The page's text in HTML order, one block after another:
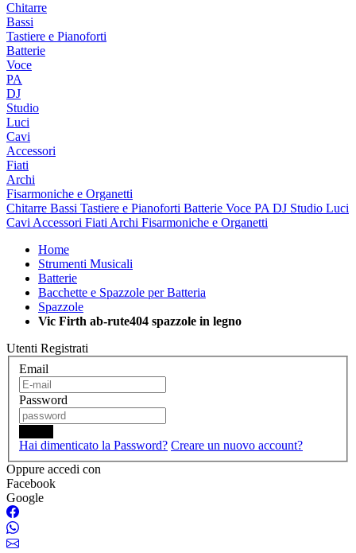
Chitarre
Bassi
Tastiere e Pianoforti
Batterie
Voce
PA
DJ
Studio
Luci
Cavi
Accessori
Fiati
Archi
Fisarmoniche e Organetti
Chitarre Bassi Tastiere e Pianoforti Batterie Voce PA DJ Studio Luci
Cavi Accessori Fiati Archi Fisarmoniche e Organetti
Home
Strumenti Musicali
Batterie
Bacchette e Spazzole per Batteria
Spazzole
Vic Firth ab-rute404 spazzole in legno
Utenti Registrati
Email
Password
Hai dimenticato la Password? Creare un nuovo account?
Oppure accedi con
Facebook
Google